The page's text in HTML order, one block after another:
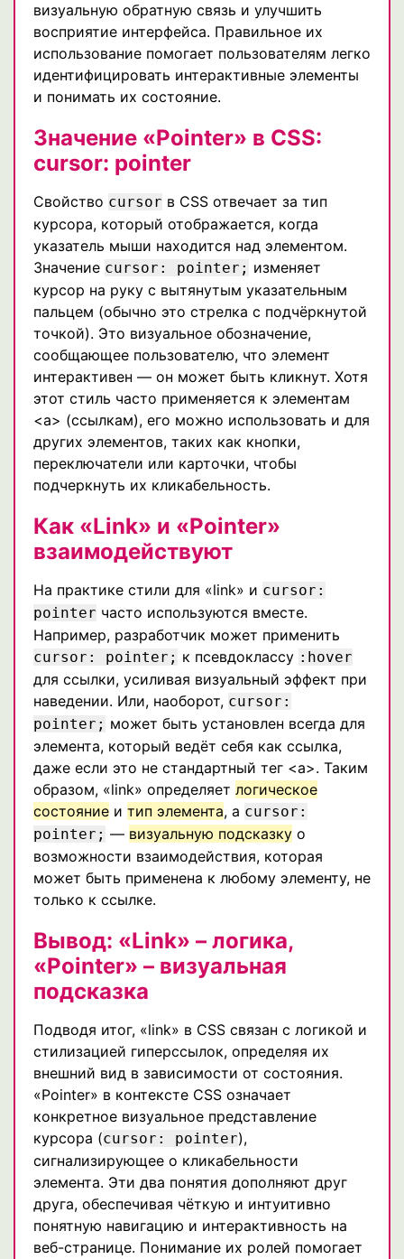
визуальную обратную связь и улучшить
восприятие интерфейса. Правильное их
использование помогает пользователям легко
идентифицировать интерактивные элементы
и понимать их состояние.
Значение «Pointer» в CSS:
cursor: pointer
Свойство cursor в CSS отвечает за тип
курсора, который отображается, когда
указатель мыши находится над элементом.
Значение cursor: pointer; изменяет
курсор на руку с вытянутым указательным
пальцем (обычно это стрелка с подчёркнутой
точкой). Это визуальное обозначение,
сообщающее пользователю, что элемент
интерактивен — он может быть кликнут. Хотя
этот стиль часто применяется к элементам
<a> (ссылкам), его можно использовать и для
других элементов, таких как кнопки,
переключатели или карточки, чтобы
подчеркнуть их кликабельность.
Как «Link» и «Pointer»
взаимодействуют
На практике стили для «link» и cursor:
pointer часто используются вместе.
Например, разработчик может применить
cursor: pointer; к псевдоклассу :hover
для ссылки, усиливая визуальный эффект при
наведении. Или, наоборот, cursor:
pointer; может быть установлен всегда для
элемента, который ведёт себя как ссылка,
даже если это не стандартный тег <a>. Таким
образом, «link» определяет логическое
состояние и тип элемента, а cursor:
pointer; — визуальную подсказку о
возможности взаимодействия, которая
может быть применена к любому элементу, не
только к ссылке.
Вывод: «Link» – логика,
«Pointer» – визуальная
подсказка
Подводя итог, «link» в CSS связан с логикой и
стилизацией гиперссылок, определяя их
внешний вид в зависимости от состояния.
«Pointer» в контексте CSS означает
конкретное визуальное представление
курсора (cursor: pointer),
сигнализирующее о кликабельности
элемента. Эти два понятия дополняют друг
друга, обеспечивая чёткую и интуитивно
понятную навигацию и интерактивность на
веб-странице. Понимание их ролей помогает